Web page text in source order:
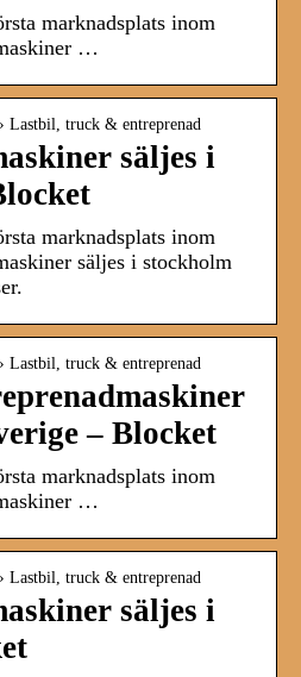
marknadsplats inom
…
Lastbil, truck & entreprenad
säljes i
marknadsplats inom
säljes i stockholm
Lastbil, truck & entreprenad
– Blocket
marknadsplats inom
…
Lastbil, truck & entreprenad
säljes i